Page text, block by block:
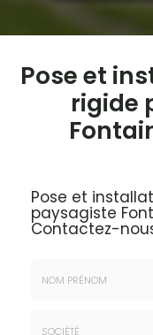
Pose et
rigide
Pose et
paysagiste
Contactez-